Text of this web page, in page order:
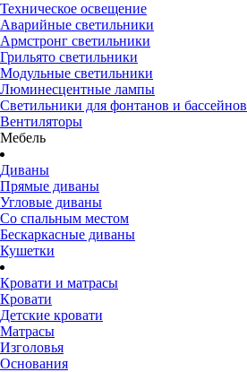
Техническое освещение
Аварийные светильники
Армстронг светильники
Грильято светильники
Модульные светильники
Люминесцентные лампы
Светильники для фонтанов и бассейнов
Вентиляторы
Мебель
Диваны
Прямые диваны
Угловые диваны
Со спальным местом
Бескаркасные диваны
Кушетки
Кровати и матрасы
Кровати
Детские кровати
Матрасы
Изголовья
Основания